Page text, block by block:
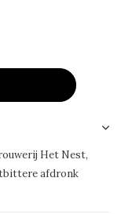
Het Nest,
afdronk